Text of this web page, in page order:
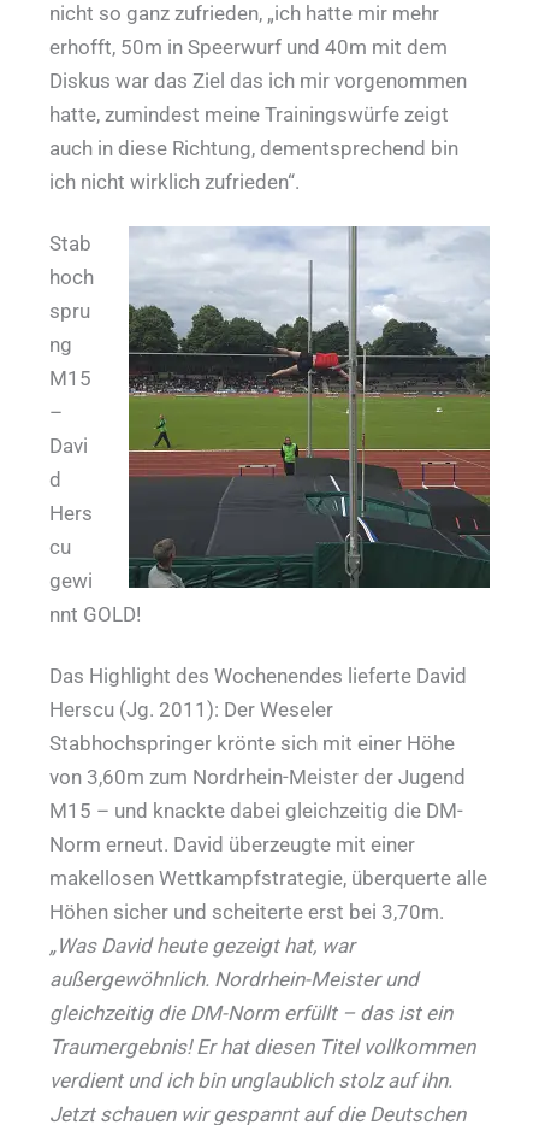
nicht so ganz zufrieden, „ich hatte mir mehr
erhofft, 50m in Speerwurf und 40m mit dem
Diskus war das Ziel das ich mir vorgenommen
hatte, zumindest meine Trainingswürfe zeigt
auch in diese Richtung, dementsprechend bin
ich nicht wirklich zufrieden“.
Stab
hoch
spru
ng
M15
–
Davi
d
Hers
cu
gewi
nnt GOLD!
Das Highlight des Wochenendes lieferte David
Herscu (Jg. 2011): Der Weseler
Stabhochspringer krönte sich mit einer Höhe
von 3,60m zum Nordrhein-Meister der Jugend
M15 – und knackte dabei gleichzeitig die DM-
Norm erneut. David überzeugte mit einer
makellosen Wettkampfstrategie, überquerte alle
Höhen sicher und scheiterte erst bei 3,70m.
„Was David heute gezeigt hat, war
außergewöhnlich. Nordrhein-Meister und
gleichzeitig die DM-Norm erfüllt – das ist ein
Traumergebnis! Er hat diesen Titel vollkommen
verdient und ich bin unglaublich stolz auf ihn.
Jetzt schauen wir gespannt auf die Deutschen